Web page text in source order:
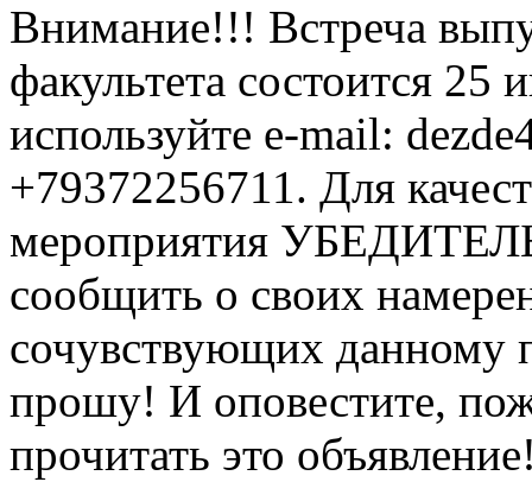
Внимание!!! Встреча
факультета состоится 25
используйте e-mail:
+79372256711. Для
мероприятия
сообщить о своих
сочувствующих данному
прошу! И оповестите,
прочитать это